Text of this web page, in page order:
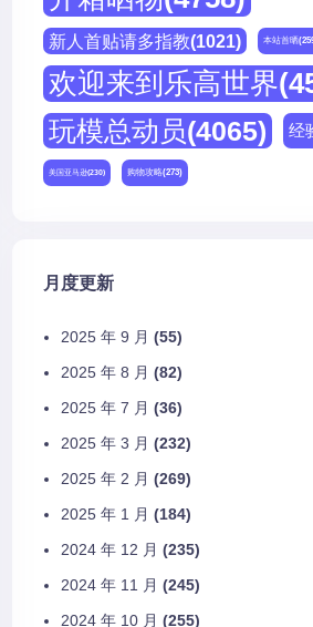
新人首贴请多指教(1021) 本站首晒
欢迎来到乐高世界
玩模总动员(4065) 经
美国亚马逊(230) 购物攻略(273)
月度更新
2025 年 9 月 (55)
2025 年 8 月 (82)
2025 年 7 月 (36)
2025 年 3 月 (232)
2025 年 2 月 (269)
2025 年 1 月 (184)
2024 年 12 月 (235)
2024 年 11 月 (245)
2024 年 10 月 (255)